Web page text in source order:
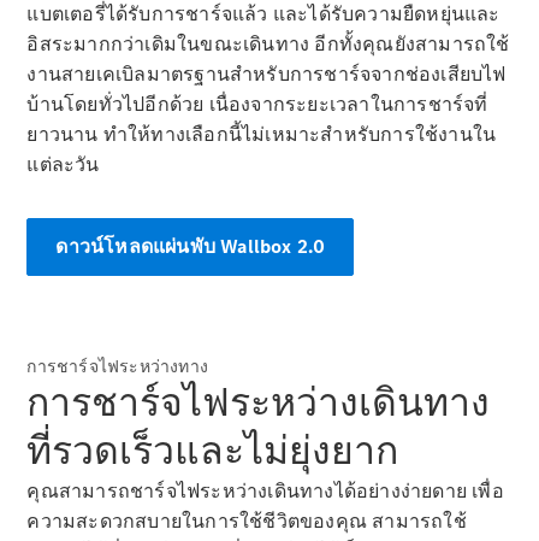
Mercedes-
Maybach S-
Class
Mercedes-
Maybach S-
Class
ออกแบบ
รถยนต์
ทดลองขับ
Showroom
แบตเตอรี่ได้รับการชาร์จแล้ว และได้รับความยืดหยุ่นและ
อิสระมากกว่าเดิมในขณะเดินทาง อีกทั้งคุณยังสามารถใช้
งานสายเคเบิลมาตรฐานสำหรับการชาร์จจากช่องเสียบไฟ
บ้านโดยทั่วไปอีกด้วย เนื่องจากระยะเวลาในการชาร์จที่
ยาวนาน ทำให้ทางเลือกนี้ไม่เหมาะสำหรับการใช้งานใน
แต่ละวัน
ดาวน์โหลดแผ่นพับ Wallbox 2.0
การชาร์จไฟระหว่างทาง
การชาร์จไฟระหว่างเดินทาง
ที่รวดเร็วและไม่ยุ่งยาก
คุณสามารถชาร์จไฟระหว่างเดินทางได้อย่างง่ายดาย เพื่อ
ความสะดวกสบายในการใช้ชีวิตของคุณ สามารถใช้